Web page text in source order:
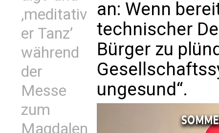
‚meditativ
er Tanz’
während
der
Messe
zum
Magdalen
an: Wenn
technischer
Bürger zu
ungesund“.